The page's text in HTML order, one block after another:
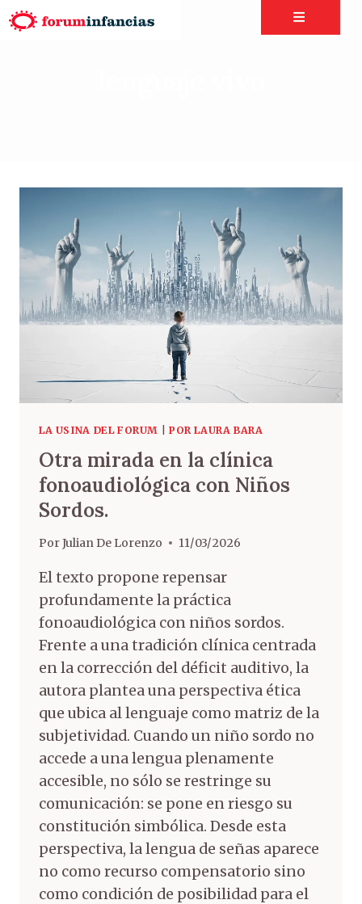
LA USINA DEL FORUM POR LAURA BARA
Otra mirada en la clínica
fonoaudiológica con Niños
Sordos.
PorJulian De Lorenzo 11/03/2026
El texto propone repensar
profundamente la práctica
fonoaudiológica con niños sordos.
Frente a una tradición clínica centrada
en la corrección del déficit auditivo, la
autora plantea una perspectiva ética
que ubica al lenguaje como matriz de la
subjetividad. Cuando un niño sordo no
accede a una lengua plenamente
accesible, no sólo se restringe su
comunicación: se pone en riesgo su
constitución simbólica. Desde esta
perspectiva, la lengua de señas aparece
no como recurso compensatorio sino
como condición de posibilidad para el